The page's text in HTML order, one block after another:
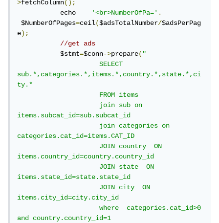
>fetchColumn();
echo '<br>NumberOfPa='.
$NumberOfPages=ceil($adsTotalNumber/$adsPerPag
e);
//get ads
$stmt=$conn->prepare("
SELECT
sub.*,categories.*,items.*,country.*,state.*,ci
ty.*
FROM items
join sub on
items.subcat_id=sub.subcat_id
join categories on
categories.cat_id=items.CAT_ID
JOIN country  ON
items.country_id=country.country_id
JOIN state  ON
items.state_id=state.state_id
JOIN city  ON
items.city_id=city.city_id
where  categories.cat_id>0
and country.country_id=1